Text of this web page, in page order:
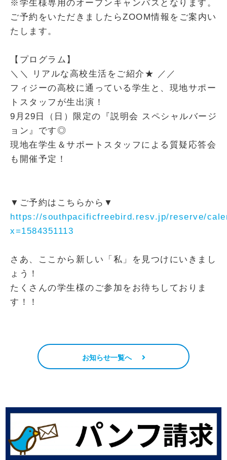
※学生様専用のオープンキャンパスとなります。
ご予約をいただきましたらZOOM情報をご案内い
たします。
【プログラム】
＼＼ リアルな高校生活をご紹介★ ／／
フィジーの高校に通っている学生と、現地サポー
トスタッフが生出演！
9月29日（日）限定の『説明会 スペシャルバージ
ョン』です◎
現地在学生＆サポートスタッフによる質疑応答会
も開催予定！
▼ご予約はこちらから▼
https://southpacificfreebird.resv.jp/reserve/
x=1584351113
さあ、ここから新しい「私」を見つけにいきまし
ょう！
たくさんの学生様のご参加をお待ちしておりま
す！！
お知らせ一覧へ